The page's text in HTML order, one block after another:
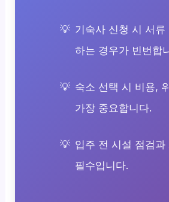
기숙사 신청 시 서류
하는 경우가 빈번합
숙소 선택 시 비용,
가장 중요합니다.
입주 전 시설 점검과
필수입니다.